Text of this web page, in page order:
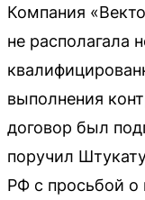
Компания
не располагала
выполнения
договор был
поручил
РФ с просьбой о